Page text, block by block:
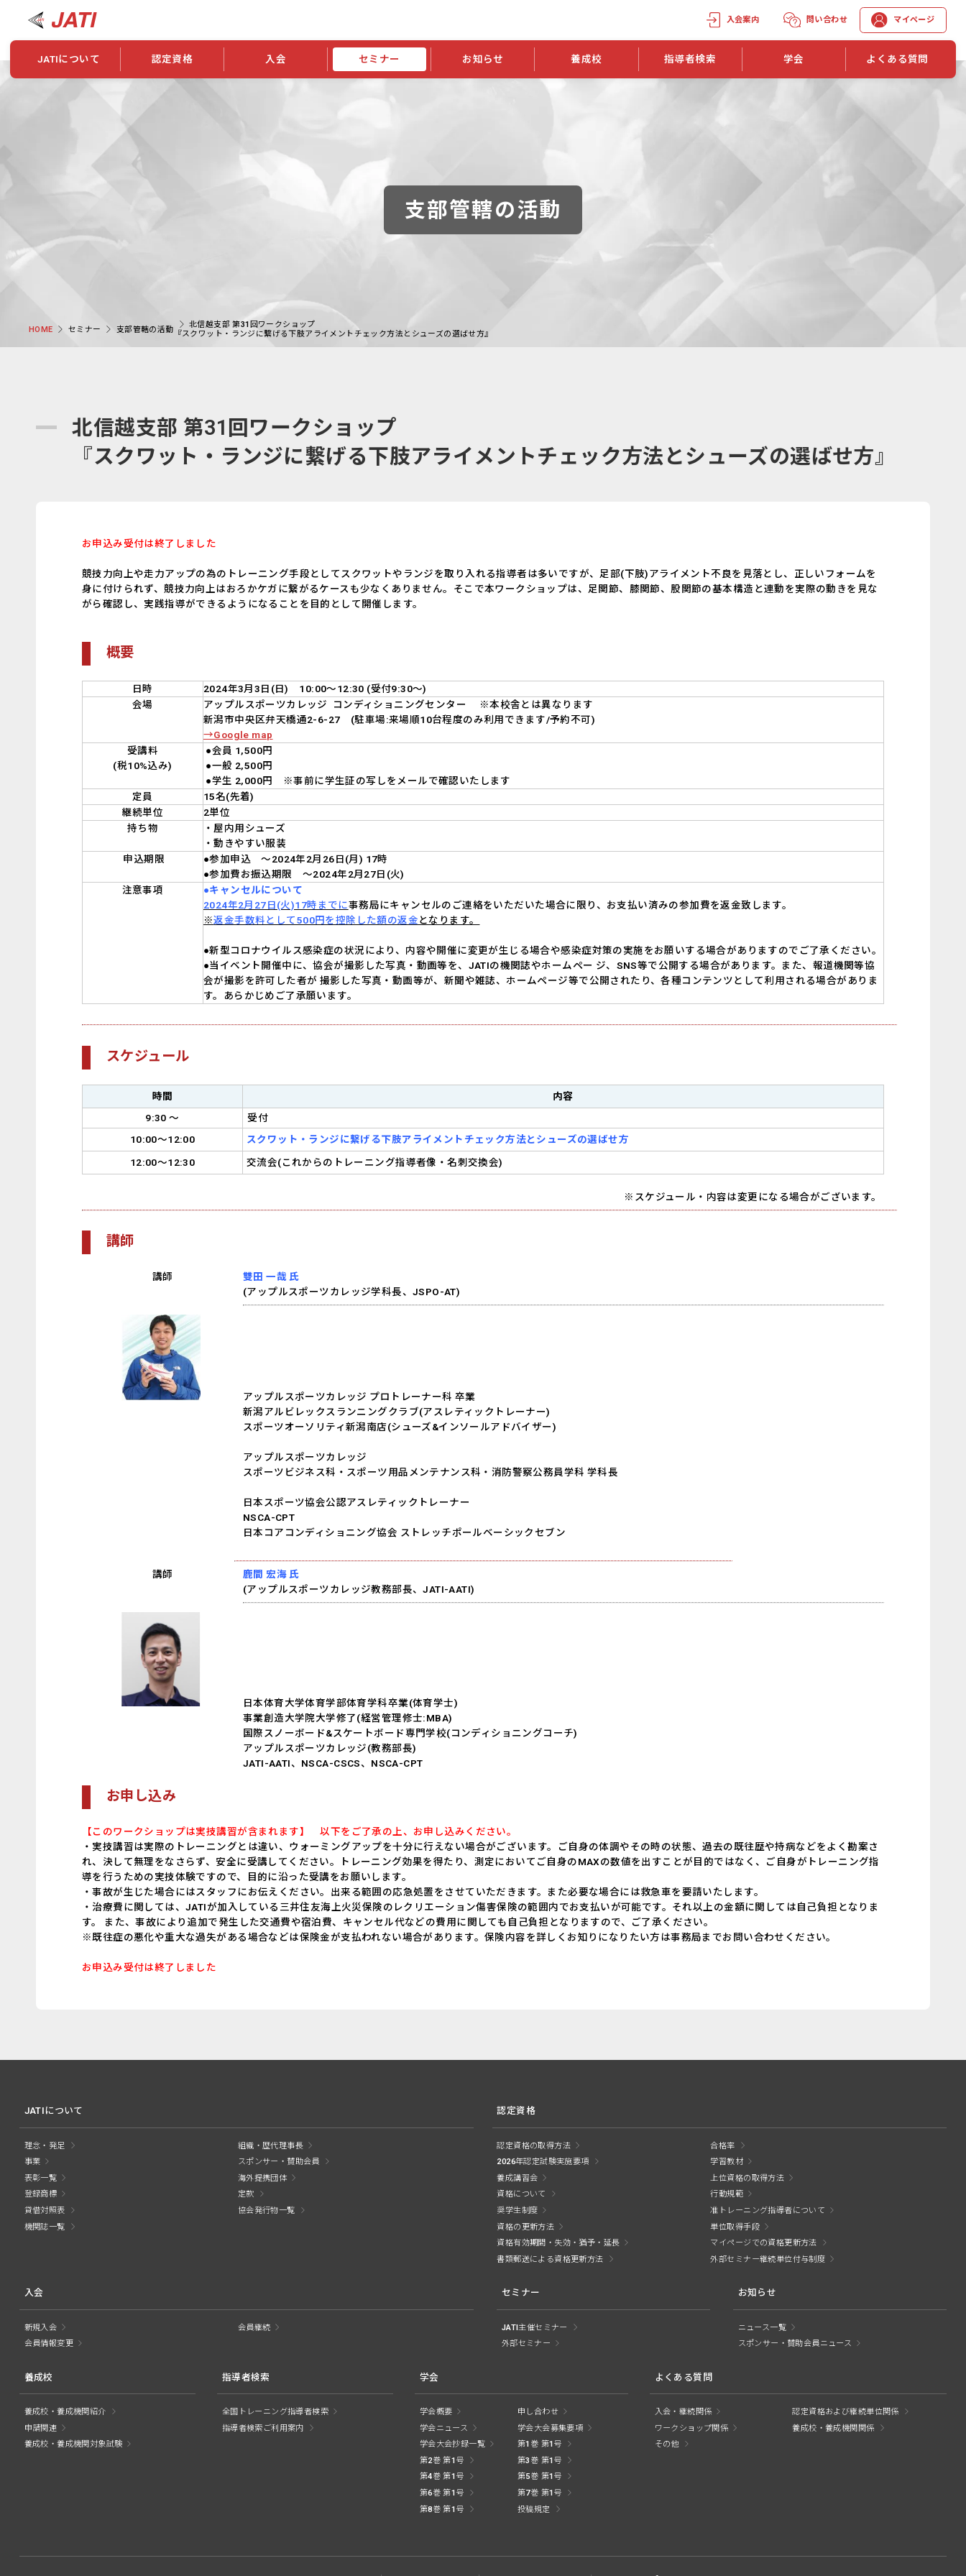
入会案内 問い合わせ マイページ
JATIについて
JATIについて
JATIの発行物
認定資格
資格について
2026年認定試験実施要項
資格について
准トレーニング指導者について
資格の更新
入会 セミナー お知らせ
スポンサー・賛助会員ニュース
養成校 指導者検索
指導者検索ご利用案内
学会
学会概要
学会大会 学会誌
よくある質問
認定資格および継続単位関係
支部管轄の活動
HOME セミナー 支部管轄の活動
北信越支部 第31回ワークショップ
『スクワット・ランジに繋げる下肢アライメントチェック方法とシューズの選ばせ方』
北信越支部 第31回ワークショップ
『スクワット・ランジに繋げる下肢アライメントチェック方法とシューズの選ばせ方』
お申込み受付は終了しました
競技力向上や走力アップの為のトレーニング手段としてスクワットやランジを取り入れる指導者は多いですが、足部(下肢)アライメント不良を見落とし、正しいフォームを
身に付けられず、競技力向上はおろかケガに繋がるケースも少なくありません。そこで本ワークショップは、足関節、膝関節、股関節の基本構造と連動を実際の動きを見な
がら確認し、実践指導ができるようになることを目的として開催します。
概要
日時
2024年3月3日(日) 10:00～12:30 (受付9:30～)
会場
アップルスポーツカレッジ コンディショニングセンター ※本校舎とは異なります
新潟市中央区弁天橋通2-6-27 (駐車場:来場順10台程度のみ利用できます/予約不可)
→Google map
受講料
(税10%込み)
●会員 1,500円
●一般 2,500円
●学生 2,000円 ※事前に学生証の写しをメールで確認いたします
定員
15名(先着)
継続単位
2単位
持ち物
・屋内用シューズ
・動きやすい服装
申込期限
●参加申込 ～2024年2月26日(月) 17時
●参加費お振込期限 ～2024年2月27日(火)
注意事項
●キャンセルについて
2024年2月27日(火)17時までに事務局にキャンセルのご連絡をいただいた場合に限り、お支払い済みの参加費を返金致します。
※返金手数料として500円を控除した額の返金となります。
●新型コロナウイルス感染症の状況により、内容や開催に変更が生じる場合や感染症対策の実施をお願いする場合がありますのでご了承ください。
●当イベント開催中に、協会が撮影した写真・動画等を、JATIの機関誌やホームペー ジ、SNS等で公開する場合があります。また、報道機関等協
会が撮影を許可した者が 撮影した写真・動画等が、新聞や雑誌、ホームページ等で公開されたり、各種コンテンツとして利用される場合がありま
す。あらかじめご了承願います。
スケジュール
時間
内容
9:30 ～
受付
10:00～12:00
スクワット・ランジに繋げる下肢アライメントチェック方法とシューズの選ばせ方
12:00～12:30
交流会(これからのトレーニング指導者像・名刺交換会)
※スケジュール・内容は変更になる場合がございます。
講師
講師
雙田 一哉 氏
(アップルスポーツカレッジ学科長、JSPO-AT)
アップルスポーツカレッジ プロトレーナー科 卒業
新潟アルビレックスランニングクラブ(アスレティックトレーナー)
スポーツオーソリティ新潟南店(シューズ&インソールアドバイザー)
アップルスポーツカレッジ
スポーツビジネス科・スポーツ用品メンテナンス科・消防警察公務員学科 学科長
日本スポーツ協会公認アスレティックトレーナー
NSCA-CPT
日本コアコンディショニング協会 ストレッチポールベーシックセブン
講師
鹿間 宏海 氏
(アップルスポーツカレッジ教務部長、JATI-AATI)
日本体育大学体育学部体育学科卒業(体育学士)
事業創造大学院大学修了(経営管理修士:MBA)
国際スノーボード&スケートボード専門学校(コンディショニングコーチ)
アップルスポーツカレッジ(教務部長)
JATI-AATI、NSCA-CSCS、NSCA-CPT
お申し込み
【このワークショップは実技講習が含まれます】 以下をご了承の上、お申し込みください。
・実技講習は実際のトレーニングとは違い、ウォーミングアップを十分に行えない場合がございます。ご自身の体調やその時の状態、過去の既往歴や持病などをよく勘案さ
れ、決して無理をなさらず、安全に受講してください。トレーニング効果を得たり、測定においてご自身のMAXの数値を出すことが目的ではなく、ご自身がトレーニング指
導を行うための実技体験ですので、目的に沿った受講をお願いします。
・事故が生じた場合にはスタッフにお伝えください。出来る範囲の応急処置をさせていただきます。また必要な場合には救急車を要請いたします。
・治療費に関しては、JATIが加入している三井住友海上火災保険のレクリエーション傷害保険の範囲内でお支払いが可能です。それ以上の金額に関しては自己負担となりま
す。 また、事故により追加で発生した交通費や宿泊費、キャンセル代などの費用に関しても自己負担となりますので、ご了承ください。
※既往症の悪化や重大な過失がある場合などは保険金が支払われない場合があります。保険内容を詳しくお知りになりたい方は事務局までお問い合わせください。
お申込み受付は終了しました
JATIについて
理念・発足
組織・歴代理事長
事業
スポンサー・賛助会員
表彰一覧
海外提携団体
登録商標
定款
貸借対照表
協会発行物一覧
機関誌一覧
認定資格
認定資格の取得方法
合格率
2026年認定試験実施要項
学習教材
養成講習会
上位資格の取得方法
資格について
行動規範
奨学生制度
准トレーニング指導者について
資格の更新方法
単位取得手段
資格有効期間・失効・猶予・延長
マイページでの資格更新方法
書類郵送による資格更新方法
外部セミナー継続単位付与制度
入会
新規入会
会員継続
会員情報変更
セミナー
JATI主催セミナー
外部セミナー
お知らせ
ニュース一覧
スポンサー・賛助会員ニュース
養成校
養成校・養成機関紹介
申請関連
養成校・養成機関対象試験
指導者検索
全国トレーニング指導者検索
指導者検索ご利用案内
学会
学会概要
申し合わせ
学会ニュース
学会大会募集要項
学会大会抄録一覧
第1巻 第1号
第2巻 第1号
第3巻 第1号
第4巻 第1号
第5巻 第1号
第6巻 第1号
第7巻 第1号
第8巻 第1号
投稿規定
よくある質問
入会・継続関係
認定資格および継続単位関係
ワークショップ関係
養成校・養成機関関係
その他